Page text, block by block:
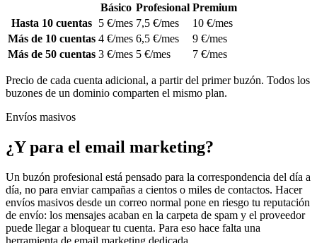
Básico Profesional Premium
Hasta 10 cuentas 5 €/mes 7,5 €/mes
10 €/mes
Más de 10 cuentas 4 €/mes 6,5 €/mes
9 €/mes
Más de 50 cuentas 3 €/mes 5 €/mes 7 €/mes
Precio de cada cuenta adicional, a partir del primer buzón. Todos los
buzones de un dominio comparten el mismo plan.
Envíos masivos
¿Y para el email marketing?
Un buzón profesional está pensado para la correspondencia del día a
día, no para enviar campañas a cientos o miles de contactos. Hacer
envíos masivos desde un correo normal pone en riesgo tu reputación
de envío: los mensajes acaban en la carpeta de spam y el proveedor
puede llegar a bloquear tu cuenta. Para eso hace falta una
herramienta de email marketing dedicada.